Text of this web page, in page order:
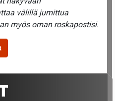
välillä jumittua
myös oman roskapostisi.